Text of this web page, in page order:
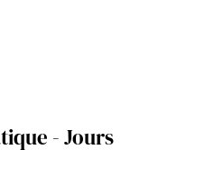
- Jours